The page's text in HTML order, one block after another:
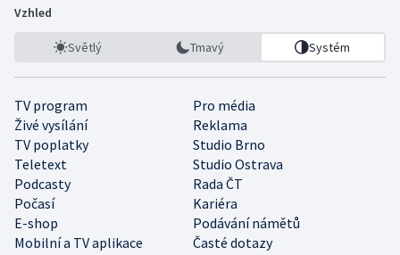
Vzhled
Světlý Tmavý Systém
TV program
Pro média
Živé vysílání
Reklama
TV poplatky
Studio Brno
Teletext
Studio Ostrava
Podcasty
Rada ČT
Počasí
Kariéra
E-shop
Podávání námětů
Mobilní a TV aplikace
Časté dotazy